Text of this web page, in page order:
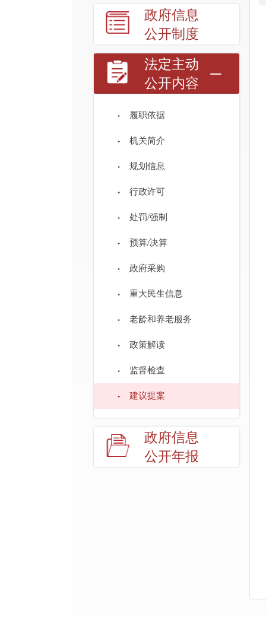
政府信息
公开制度
法定主动
公开内容
履职依据
机关简介
规划信息
行政许可
处罚/强制
预算/决算
政府采购
重大民生信息
老龄和养老服务
政策解读
监督检查
建议提案
政府信息
公开年报